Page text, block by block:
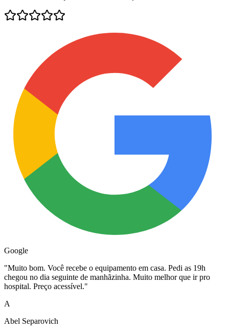
Google
"Muito bom. Você recebe o equipamento em casa. Pedi as 19h
chegou no dia seguinte de manhãzinha. Muito melhor que ir pro
hospital. Preço acessível."
A
Abel Separovich